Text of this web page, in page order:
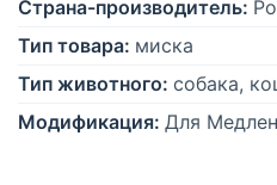
Страна-производитель:
Тип товара: миска
Тип животного: собака,
Модификация: Для